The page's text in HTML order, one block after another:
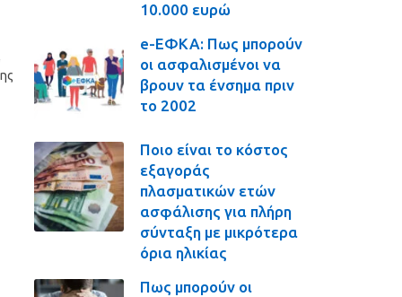
10.000 ευρώ
e-ΕΦΚΑ: Πως μπορούν
οι ασφαλισμένοι να
βρουν τα ένσημα πριν
το 2002
Ποιο είναι το κόστος
εξαγοράς
πλασματικών ετών
ασφάλισης για πλήρη
σύνταξη με μικρότερα
όρια ηλικίας
Πως μπορούν οι